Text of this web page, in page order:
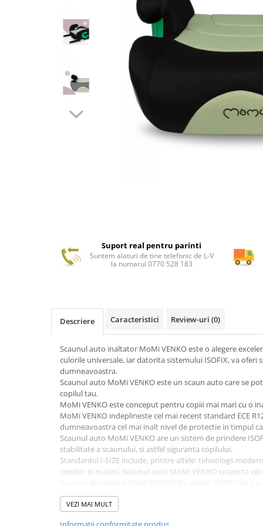
Suport real pentru parinti
Suntem alaturi de tine telefonic de L-V
la numarul 0770 528 183
Descriere Caracteristici Review-uri (0)
Scaunul auto inaltator MoMi VENKO este o alegere
culorile universale, iar datorita sistemului ISOFIX, va
dumneavoastra.
Scaunul auto MoMi VENKO este un scaun auto care se
copilul tau.
MoMi VENKO este conceput pentru copiii mai mari cu o
MoMi VENKO indeplineste cel mai recent standard ECE
dumneavoastra cel mai inalt nivel de protectie in timpul
Scaunul auto MoMi VENKO are un sistem de prindere
stabilitate a scaunului, si astfel siguranta copilului.
Standardul I-SIZE include, printre altele: tehnologii
copiilor in masini. Scaunul auto MoMi VENKO respecta cel
scaunului, astfel incat scaunul va va servi ani de zile.
Cotierele confortabile, care sunt captusite cu material
VEZI MAI MULT